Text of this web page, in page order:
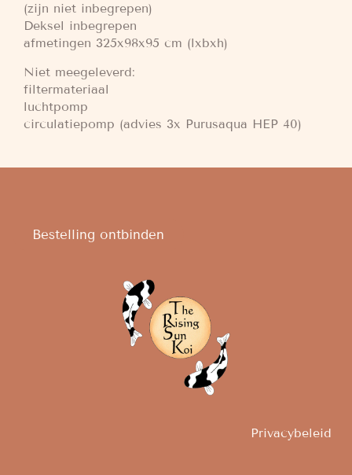
(zijn niet inbegrepen)
Deksel inbegrepen
afmetingen 325x98x95 cm (lxbxh)
Niet meegeleverd:
filtermateriaal
luchtpomp
circulatiepomp (advies 3x Purusaqua HEP 40)
Bestelling ontbinden
Privacybeleid